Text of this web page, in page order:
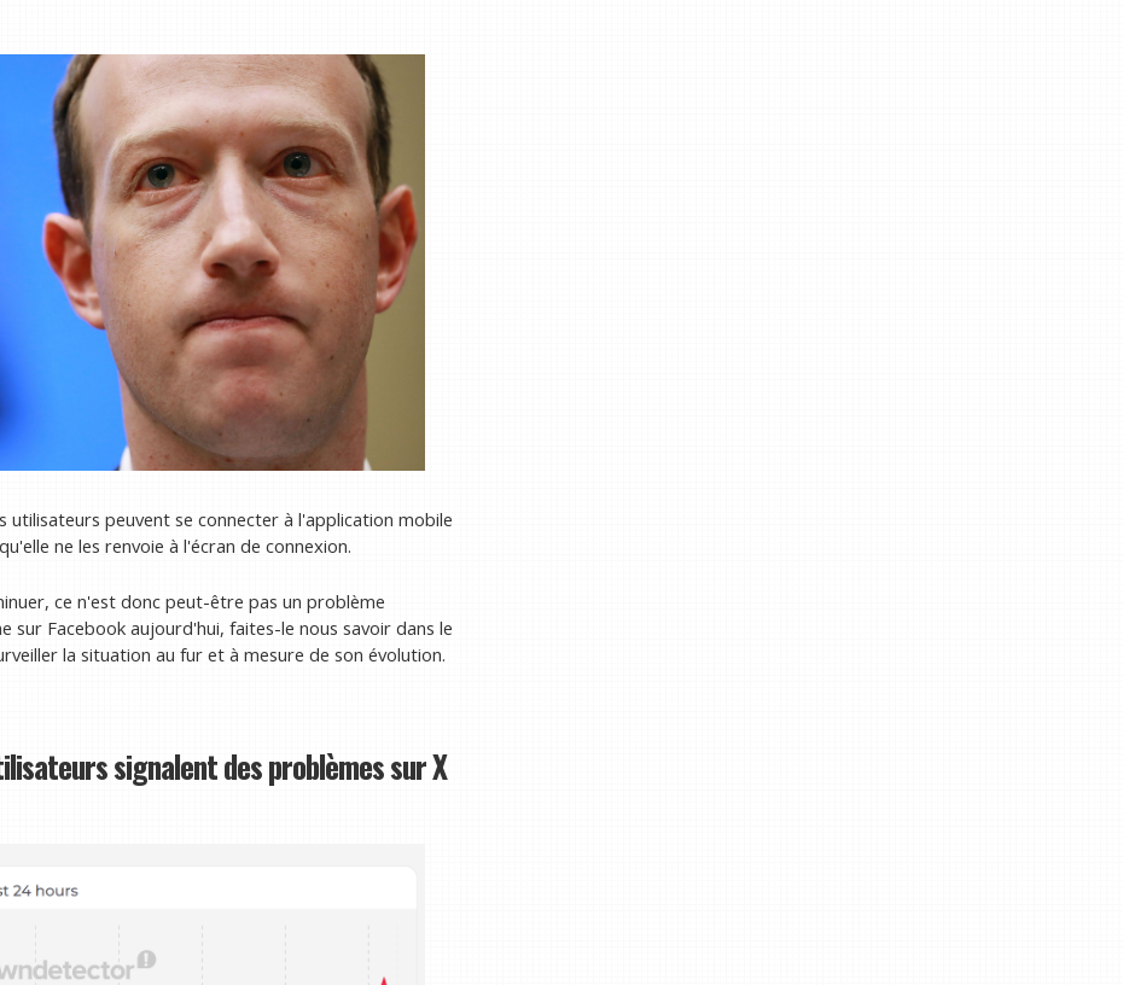
peuvent se connecter à l'application mobile
ne les renvoie à l'écran de connexion.
ce n'est donc peut-être pas un problème
sur Facebook aujourd'hui, faites-le nous savoir dans le
la situation au fur et à mesure de son évolution.
signalent des problèmes sur X